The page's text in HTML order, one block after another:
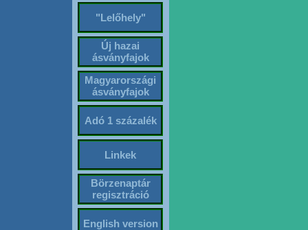
"Lelőhely"
Új hazai
ásványfajok
Magyarországi
ásványfajok
Adó 1 százalék
Linkek
Börzenaptár
regisztráció
English version